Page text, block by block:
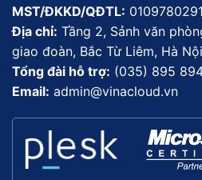
MST/ĐKKD/QĐTL: 0109780291
Địa chỉ: Tầng 2, Sảnh văn
giao đoàn, Bắc Từ Liêm, Hà Nội
Tổng đài hỗ trợ: (035) 895
Email: admin@vinacloud.vn